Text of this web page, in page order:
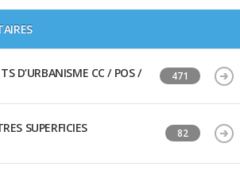
D’URBANISME CC / POS /
471
SUPERFICIES 82